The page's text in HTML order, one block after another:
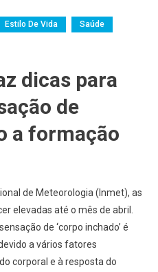
Estilo De Vida Saúde
dicas para
de
a formação
de Meteorologia (Inmet), as
elevadas até o mês de abril.
de ‘corpo inchado’ é
a vários fatores
corporal e à resposta do